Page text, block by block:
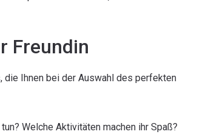
Freundin
die Ihnen bei der Auswahl des perfekten
Welche Aktivitäten machen ihr Spaß?